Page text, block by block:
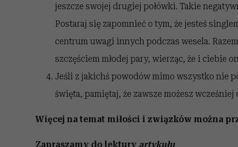
jeszcze swojej drugiej połówki. Takie
Postaraj się zapomnieć o tym, że jesteś
centrum uwagi innych podczas wesela.
szczęściem młodej pary, wierząc, że i ciebie
Jeśli z jakichś powodów mimo wszystko nie
święta, pamiętaj, że zawsze możesz
Więcej na temat miłości i związków można
Zapraszamy do lektury artykułu